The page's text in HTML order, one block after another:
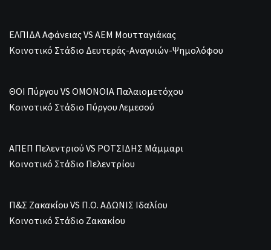
ΕΛΠΙΔΑ Αφάνειας VS ΑΕΜ Μουτταγιάκας
Κοινοτικό Στάδιο Δευτεράς-Αναγυιών-Ψημολόφου
ΘΟΙ Πύργου VS ΟΜΟΝΟΙΑ Παλαιομετόχου
Κοινοτικό Στάδιο Πύργου Λεμεσού
ΑΠΕΠ Πελεντριού VS ΡΟΤΣΙΔΗΣ Μάμμαρι
Κοινοτικό Στάδιο Πελεντρίου
Π&Σ Ζακακίου VS Π.Ο. ΑΔΩΝΙΣ Ιδαλίου
Κοινοτικό Στάδιο Ζακακίου